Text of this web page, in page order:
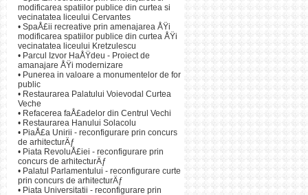
modificarea spatiilor publice din curtea si
vecinatatea liceului Cervantes
• SpaÅ£ii recreative prin amenajarea ÅŸi
modificarea spatiilor publice din curtea ÅŸi
vecinatatea liceului Kretzulescu
• Parcul Izvor HaÅŸdeu - Proiect de
amanajare ÅŸi modernizare
• Punerea in valoare a monumentelor de for
public
• Restaurarea Palatului Voievodal Curtea
Veche
• Refacerea faÅ£adelor din Centrul Vechi
• Restaurarea Hanului Solacolu
• PiaÅ£a Unirii - reconfigurare prin concurs
de arhitecturÄƒ
• Piata RevoluÅ£iei - reconfigurare prin
concurs de arhitecturÄƒ
• Palatul Parlamentului - reconfigurare curte
prin concurs de arhitecturÄƒ
• Piata Universitatii - reconfigurare prin
DÃ¢mboviÅ£ei,
afecteazÄƒ
- Amenajarea
piaÅ£Äƒ;
- Amenajarea de
- Construirea
Bisericii DomniÅ£a
- Reabilitarea
parcÄƒrii
DomniÅ£a
- Transformarea
de tipshared spaces
- Marcarea
- Crearea unei
continuarea aleii
- Crearea unor